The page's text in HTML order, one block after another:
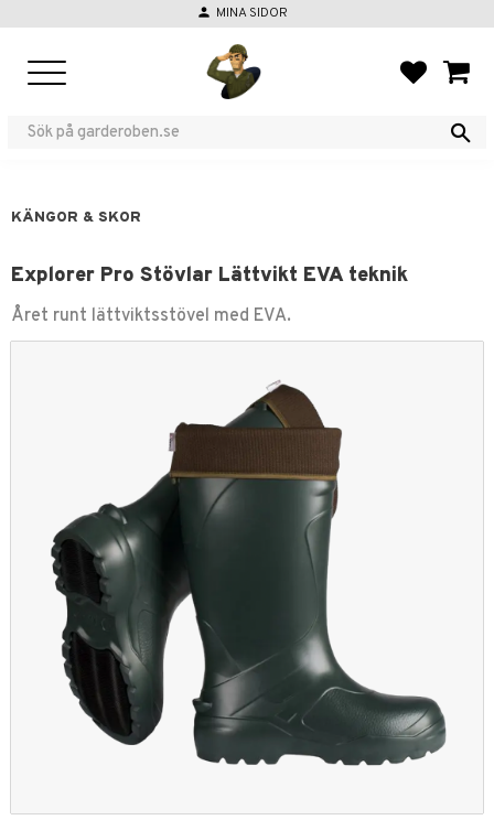
person MINA SIDOR
KÄNGOR & SKOR
Explorer Pro Stövlar Lättvikt EVA teknik
Året runt lättviktsstövel med EVA.